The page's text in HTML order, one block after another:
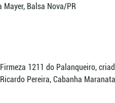
Mayer, Balsa Nova/PR
1211 do Palanqueiro,
Pereira, Cabanha